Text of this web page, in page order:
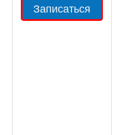
Записаться